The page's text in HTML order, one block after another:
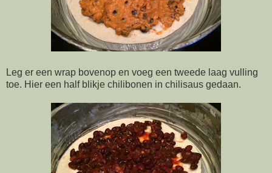
Leg er een wrap bovenop en voeg een tweede laag vulling
toe. Hier een half blikje chilibonen in chilisaus gedaan.